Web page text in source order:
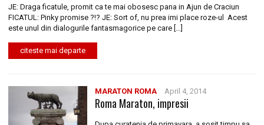
JE: Draga ficatule, promit ca te mai obosesc pana in Ajun de Craciun
FICATUL: Pinky promise ?!? JE: Sort of, nu prea imi place roze-ul Acest
este unul din dialogurile fantasmagorice pe care […]
citeste mai departe
MARATON ROMA April 4, 2014
Roma Maraton, impresii